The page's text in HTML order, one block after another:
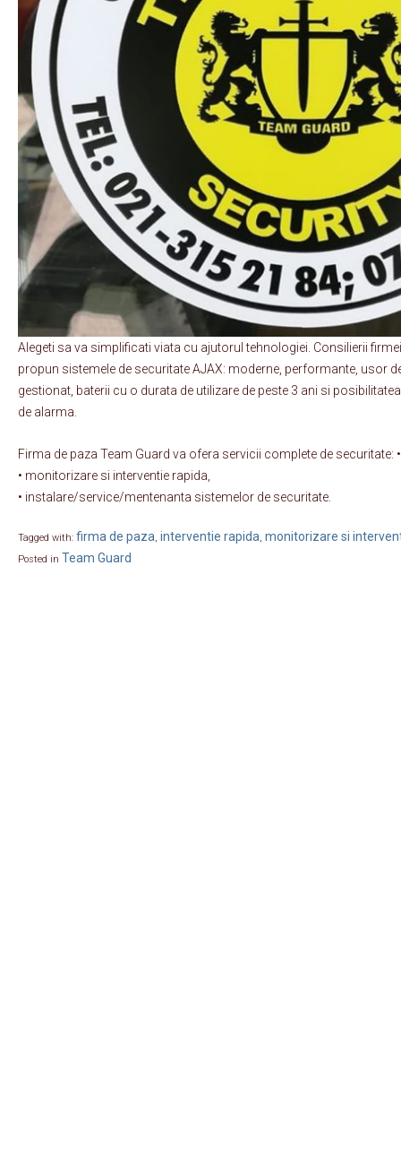
Alegeti sa va simplificati viata cu ajutorul tehnologiei. Consilierii
propun sistemele de securitate AJAX: moderne, performante, usor
gestionat, baterii cu o durata de utilizare de peste 3 ani si
de alarma.
Firma de paza Team Guard va ofera servicii complete de securitate:
• monitorizare si interventie rapida,
• instalare/service/mentenanta sistemelor de securitate.
Tagged with: firma de paza, interventie rapida, monitorizare si
Posted in Team Guard